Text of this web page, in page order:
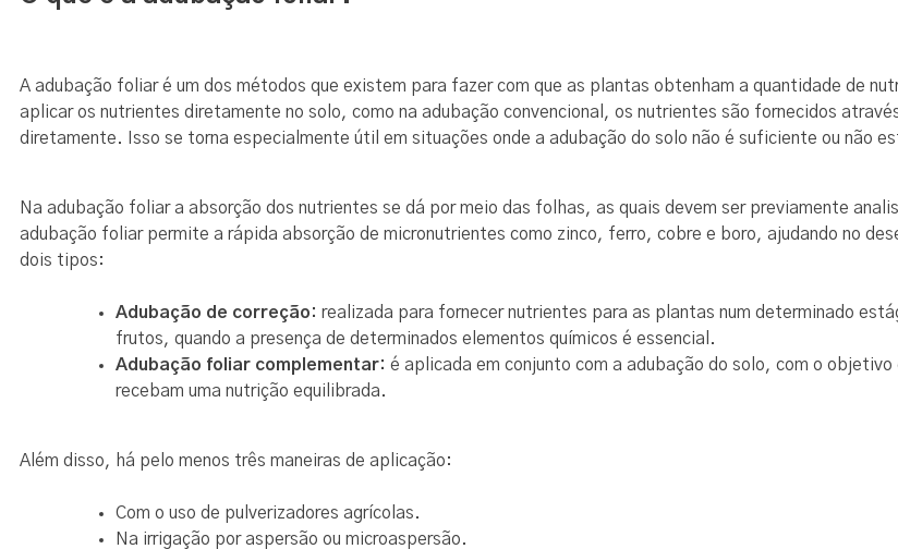
A adubação foliar é um dos métodos que existem para fazer com que as plantas obtenham a quantidade de
aplicar os nutrientes diretamente no solo, como na adubação convencional, os nutrientes são fornecidos
diretamente. Isso se torna especialmente útil em situações onde a adubação do solo não é suficiente ou não
Na adubação foliar a absorção dos nutrientes se dá por meio das folhas, as quais devem ser previamente
adubação foliar permite a rápida absorção de micronutrientes como zinco, ferro, cobre e boro, ajudando no
dois tipos:
Adubação de correção: realizada para fornecer nutrientes para as plantas num determinado
frutos, quando a presença de determinados elementos químicos é essencial.
Adubação foliar complementar: é aplicada em conjunto com a adubação do solo, com o
recebam uma nutrição equilibrada.
Além disso, há pelo menos três maneiras de aplicação:
Com o uso de pulverizadores agrícolas.
Na irrigação por aspersão ou microaspersão.